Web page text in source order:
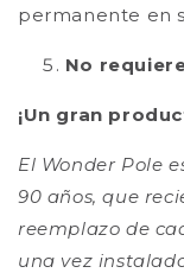
permanente en
No
¡Un gran
El Wonder Pole
90 años, que
reemplazo de
una vez